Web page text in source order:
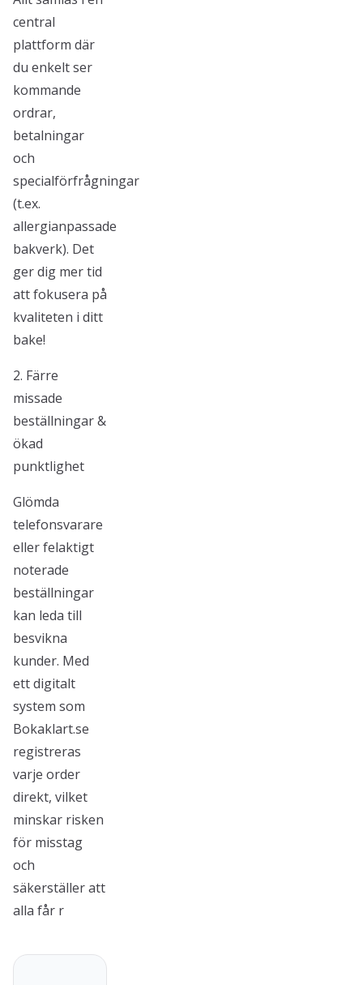
central
plattform där
du enkelt ser
kommande
ordrar,
betalningar
och
specialförfrågningar
(t.ex.
allergianpassade
bakverk). Det
ger dig mer tid
att fokusera på
kvaliteten i ditt
bake!
2. Färre
missade
beställningar &
ökad
punktlighet
Glömda
telefonsvarare
eller felaktigt
noterade
beställningar
kan leda till
besvikna
kunder. Med
ett digitalt
system som
Bokaklart.se
registreras
varje order
direkt, vilket
minskar risken
för misstag
och
säkerställer att
alla får r